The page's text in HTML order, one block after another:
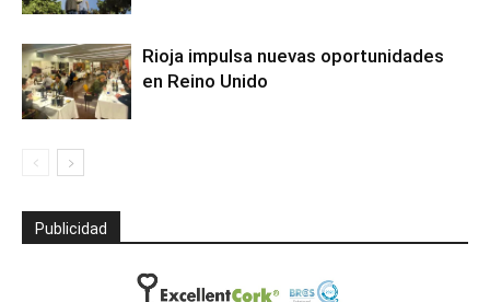
Rioja impulsa nuevas oportunidades
en Reino Unido
Publicidad